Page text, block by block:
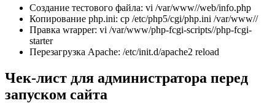
Создание тестового файла: vi /var/www//web/info.php
Копирование php.ini: cp /etc/php5/cgi/php.ini /var/www//
Правка wrapper: vi /var/www/php-fcgi-scripts//php-fcgi-
starter
Перезагрузка Apache: /etc/init.d/apache2 reload
Чек-лист для администратора перед
запуском сайта